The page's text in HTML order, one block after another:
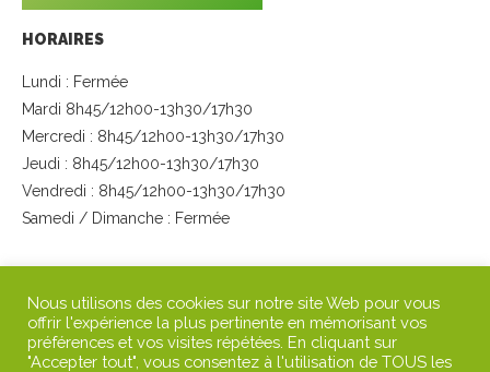
HORAIRES
Lundi : Fermée
Mardi 8h45/12h00-13h30/17h30
Mercredi : 8h45/12h00-13h30/17h30
Jeudi : 8h45/12h00-13h30/17h30
Vendredi : 8h45/12h00-13h30/17h30
Samedi / Dimanche : Fermée
Nous utilisons des cookies sur notre site Web pour vous
offrir l'expérience la plus pertinente en mémorisant vos
préférences et vos visites répétées. En cliquant sur
"Accepter tout", vous consentez à l'utilisation de TOUS les